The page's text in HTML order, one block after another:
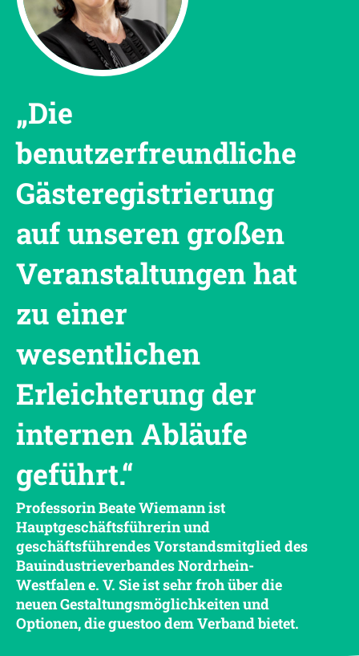
„Die
benutzerfreundliche
Gästeregistrierung
auf unseren großen
Veranstaltungen hat
zu einer
wesentlichen
Erleichterung der
internen Abläufe
geführt.“
Professorin Beate Wiemannist
Hauptgeschäftsführerin und
geschäftsführendes Vorstandsmitglied des
Bauindustrieverbandes Nordrhein-
Westfalen e. V. Sie ist sehr froh über die
neuen Gestaltungsmöglichkeiten und
Optionen, die guestoo dem Verband bietet.